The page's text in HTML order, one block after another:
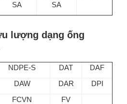
SA
SA
lượng dạng ống
NDPE-S DAT
DAF
DAW DAR
DPI
FCVN FV